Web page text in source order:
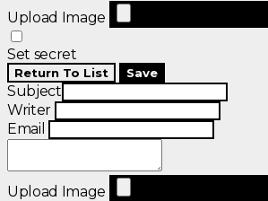
Upload Image
Set secret
Return To List Save
Subject
Writer
Email
Upload Image